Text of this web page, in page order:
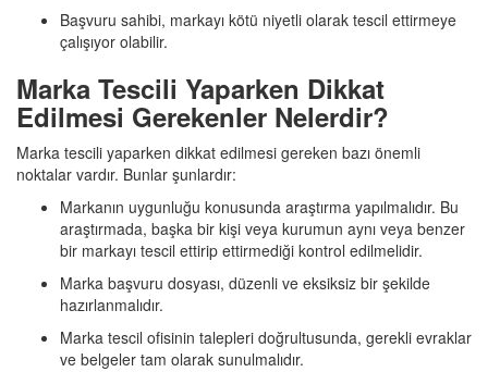
Başvuru sahibi, markayı kötü niyetli olarak tescil ettirmeye
çalışıyor olabilir.
Marka Tescili Yaparken Dikkat
Edilmesi Gerekenler Nelerdir?
Marka tescili yaparken dikkat edilmesi gereken bazı önemli
noktalar vardır. Bunlar şunlardır:
Markanın uygunluğu konusunda araştırma yapılmalıdır. Bu
araştırmada, başka bir kişi veya kurumun aynı veya benzer
bir markayı tescil ettirip ettirmediği kontrol edilmelidir.
Marka başvuru dosyası, düzenli ve eksiksiz bir şekilde
hazırlanmalıdır.
Marka tescil ofisinin talepleri doğrultusunda, gerekli evraklar
ve belgeler tam olarak sunulmalıdır.